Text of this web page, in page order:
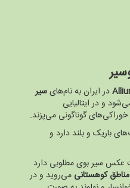
در ایران به نام‌هایسیر
و در ایتالیایی
خوراکی‌های گوناگونی می‌پزند.
باریک و بلند دارد و
سیر بوی مطلوبی دارد
کوهستانی می‌روید و در